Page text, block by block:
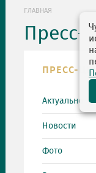
ГЛАВНАЯ
Пресс-
ПРЕСС-
Актуально
Новости
Фото